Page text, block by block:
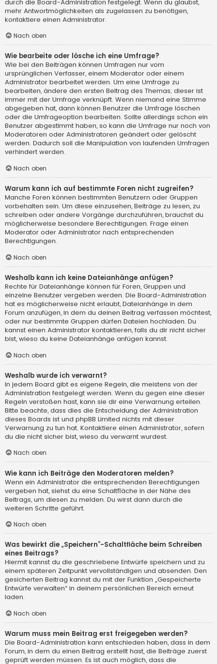
durch die Board-Administration festgelegt. Wenn du glaubst,
mehr Antwortmöglichkeiten als zugelassen zu benötigen,
kontaktiere einen Administrator.
Nach oben
Wie bearbeite oder lösche ich eine Umfrage?
Wie bei den Beiträgen können Umfragen nur vom
ursprünglichen Verfasser, einem Moderator oder einem
Administrator bearbeitet werden. Um eine Umfrage zu
bearbeiten, ändere den ersten Beitrag des Themas; dieser ist
immer mit der Umfrage verknüpft. Wenn niemand eine Stimme
abgegeben hat, dann können Benutzer die Umfrage löschen
oder die Umfrageoption bearbeiten. Sollte allerdings schon ein
Benutzer abgestimmt haben, so kann die Umfrage nur noch von
Moderatoren oder Administratoren geändert oder gelöscht
werden. Dadurch soll die Manipulation von laufenden Umfragen
verhindert werden.
Nach oben
Warum kann ich auf bestimmte Foren nicht zugreifen?
Manche Foren können bestimmten Benutzern oder Gruppen
vorbehalten sein. Um diese einzusehen, Beiträge zu lesen, zu
schreiben oder andere Vorgänge durchzuführen, brauchst du
möglicherweise besondere Berechtigungen. Frage einen
Moderator oder Administrator nach entsprechenden
Berechtigungen.
Nach oben
Weshalb kann ich keine Dateianhänge anfügen?
Rechte für Dateianhänge können für Foren, Gruppen und
einzelne Benutzer vergeben werden. Die Board-Administration
hat es möglicherweise nicht erlaubt, Dateianhänge in dem
Forum anzufügen, in dem du deinen Beitrag verfassen möchtest,
oder nur bestimmte Gruppen dürfen Dateien hochladen. Du
kannst einen Administrator kontaktieren, falls du dir nicht sicher
bist, wieso du keine Dateianhänge anfügen kannst.
Nach oben
Weshalb wurde ich verwarnt?
In jedem Board gibt es eigene Regeln, die meistens von der
Administration festgelegt werden. Wenn du gegen eine dieser
Regeln verstoßen hast, kann sie dir eine Verwarnung erteilen.
Bitte beachte, dass dies die Entscheidung der Administration
dieses Boards ist und phpBB Limited nichts mit dieser
Verwarnung zu tun hat. Kontaktiere einen Administrator, sofern
du die nicht sicher bist, wieso du verwarnt wurdest.
Nach oben
Wie kann ich Beiträge den Moderatoren melden?
Wenn ein Administrator die entsprechenden Berechtigungen
vergeben hat, siehst du eine Schaltfläche in der Nähe des
Beitrags, um diesen zu melden. Du wirst dann durch die
weiteren Schritte geführt.
Nach oben
Was bewirkt die „Speichern“-Schaltfläche beim Schreiben
eines Beitrags?
Hiermit kannst du die geschriebene Entwürfe speichern und zu
einem späteren Zeitpunkt vervollständigen und absenden. Den
gesicherten Beitrag kannst du mit der Funktion „Gespeicherte
Entwürfe verwalten“ in deinem persönlichen Bereich erneut
laden.
Nach oben
Warum muss mein Beitrag erst freigegeben werden?
Die Board-Administration kann entschieden haben, dass in dem
Forum, in dem du einen Beitrag erstellt hast, die Beiträge zuerst
geprüft werden müssen. Es ist auch möglich, dass die